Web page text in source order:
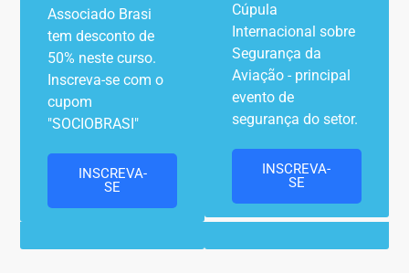
Associado Brasi
tem desconto de
50% neste curso.
Inscreva-se com o
cupom
"SOCIOBRASI"
INSCREVA-
SE
Cúpula
Internacional sobre
Segurança da
Aviação - principal
evento de
segurança do setor.
INSCREVA-
SE